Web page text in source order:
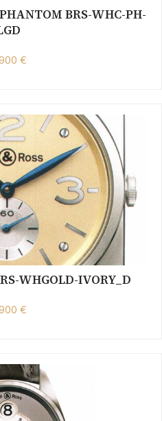
BRS-WHC-PH-
€
WHGOLD-IVORY_D
€